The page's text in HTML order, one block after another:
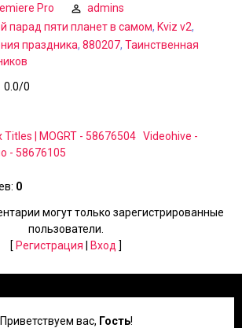
Pro
admins
парад пяти планет в самом, Kviz v2,
праздника, 880207, Таинственная
0.0/0
Titles | MOGRT - 58676504 Videohive -
- 58676105
: 0
могут только зарегистрированные
пользователи.
[ Регистрация Вход ]
Приветствуем вас, Гость!